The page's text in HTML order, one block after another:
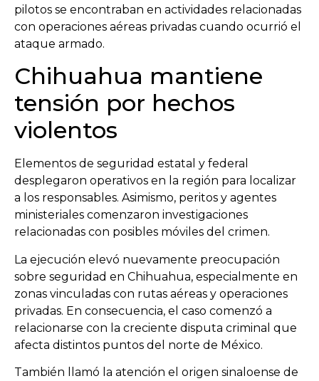
pilotos se encontraban en actividades relacionadas
con operaciones aéreas privadas cuando ocurrió el
ataque armado.
Chihuahua mantiene
tensión por hechos
violentos
Elementos de seguridad estatal y federal
desplegaron operativos en la región para localizar
a los responsables. Asimismo, peritos y agentes
ministeriales comenzaron investigaciones
relacionadas con posibles móviles del crimen.
La ejecución elevó nuevamente preocupación
sobre seguridad en Chihuahua, especialmente en
zonas vinculadas con rutas aéreas y operaciones
privadas. En consecuencia, el caso comenzó a
relacionarse con la creciente disputa criminal que
afecta distintos puntos del norte de México.
También llamó la atención el origen sinaloense de